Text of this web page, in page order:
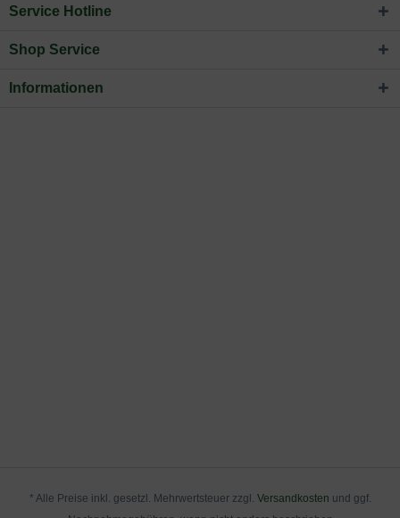
Service Hotline
Shop Service
Informationen
* Alle Preise inkl. gesetzl. Mehrwertsteuer zzgl. Versandkosten und ggf.